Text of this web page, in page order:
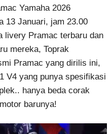
Yamaha 2026
13 Januari, jam 23.00
livery Pramac terbaru dan
mereka, Toprak
Pramac yang dirilis ini,
V4 yang punya spesifikasi
hanya beda corak
barunya!